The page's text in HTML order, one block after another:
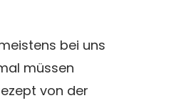
bei uns
müssen
von der